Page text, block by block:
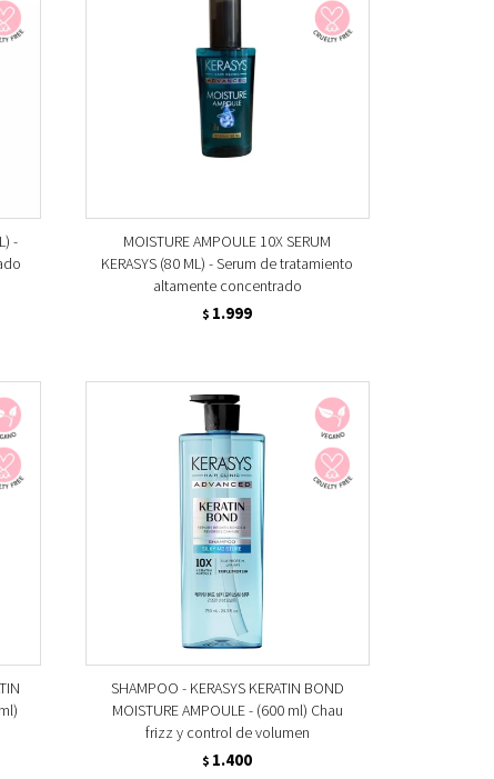
-
MOISTURE AMPOULE 10X SERUM
KERASYS (80 ML) - Serum de tratamiento
altamente concentrado
$ 1.999
SHAMPOO - KERASYS KERATIN BOND
MOISTURE AMPOULE - (600 ml) Chau
frizz y control de volumen
$ 1.400